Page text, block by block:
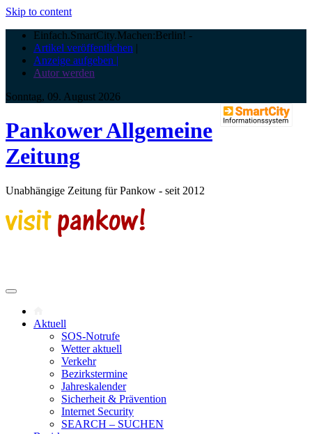
Skip to content
Einfach.SmartCity.Machen:Berlin! -
Artikel veröffentlichen |
Anzeige aufgeben |
Autor werden
Sonntag, 09. August 2026
Pankower Allgemeine
Zeitung
Unabhängige Zeitung für Pankow - seit 2012
Aktuell
SOS-Notrufe
Wetter aktuell
Verkehr
Bezirkstermine
Jahreskalender
Sicherheit & Prävention
Internet Security
SEARCH – SUCHEN